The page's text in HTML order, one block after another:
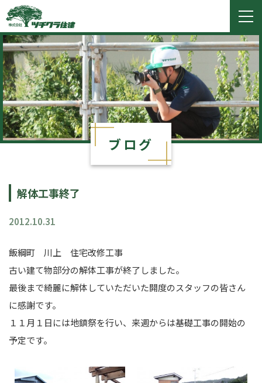
ブログ
解体工事終了
2012.10.31
飯綱町 川上 住宅改修工事
古い建て物部分の解体工事が終了しました。
最後まで綺麗に解体していただいた開度のスタッフの皆さん
に感謝です。
１１月１日には地鎮祭を行い、来週からは基礎工事の開始の
予定です。